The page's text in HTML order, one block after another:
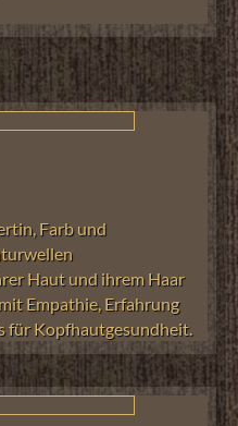
Farb und
Haut und ihrem Haar
Empathie, Erfahrung
für Kopfhautgesundheit.